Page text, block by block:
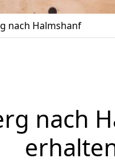
nach Halmshanf
nach